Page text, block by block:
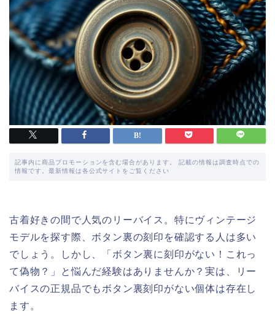
記事内に商品プロモーションを含む場合があります。 記載の情報は調査時点での
情報です。最新情報は各公式サイトをご覧ください
古着好きの間で人気のリーバイス。特にヴィンテージ
モデルを探す際、ボタン裏の刻印を確認する人は多い
でしょう。しかし、「ボタン裏に刻印がない！これっ
て偽物？」と悩んだ経験はありませんか？実は、リー
バイスの正規品でもボタン裏刻印がない個体は存在し
ます。